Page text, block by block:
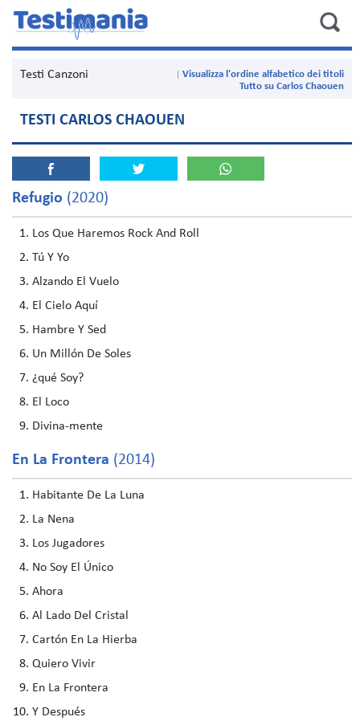
Testi Canzoni
Visualizza l'ordine alfabetico dei titoli
Tutto su Carlos Chaouen
TESTI CARLOS CHAOUEN
Refugio (2020)
Los Que Haremos Rock And Roll
Tú Y Yo
Alzando El Vuelo
El Cielo Aquí
Hambre Y Sed
Un Millón De Soles
¿qué Soy?
El Loco
Divina-mente
En La Frontera (2014)
Habitante De La Luna
La Nena
Los Jugadores
No Soy El Único
Ahora
Al Lado Del Cristal
Cartón En La Hierba
Quiero Vivir
En La Frontera
Y Después